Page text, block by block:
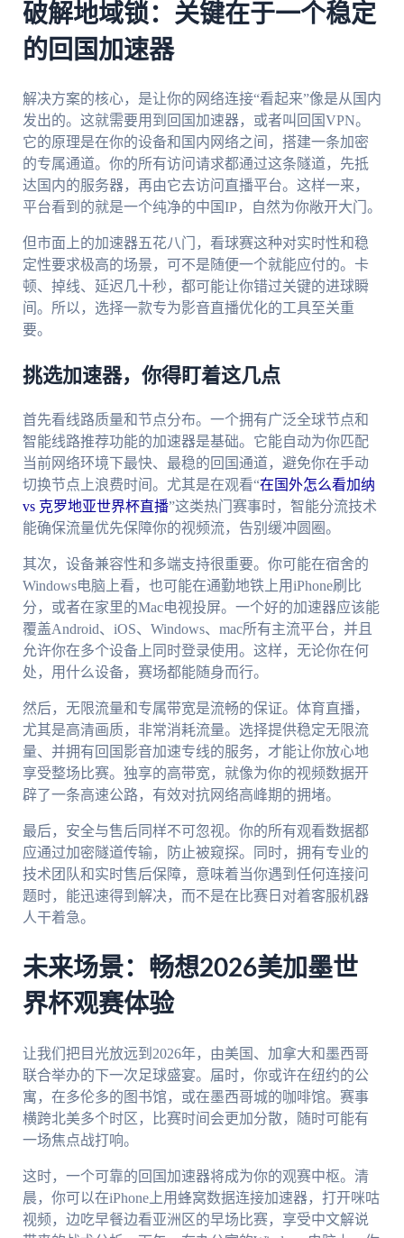
破解地域锁：关键在于一个稳定
的回国加速器
解决方案的核心，是让你的网络连接“看起来”像是从国内
发出的。这就需要用到回国加速器，或者叫回国VPN。
它的原理是在你的设备和国内网络之间，搭建一条加密
的专属通道。你的所有访问请求都通过这条隧道，先抵
达国内的服务器，再由它去访问直播平台。这样一来，
平台看到的就是一个纯净的中国IP，自然为你敞开大门。
但市面上的加速器五花八门，看球赛这种对实时性和稳
定性要求极高的场景，可不是随便一个就能应付的。卡
顿、掉线、延迟几十秒，都可能让你错过关键的进球瞬
间。所以，选择一款专为影音直播优化的工具至关重
要。
挑选加速器，你得盯着这几点
首先看线路质量和节点分布。一个拥有广泛全球节点和
智能线路推荐功能的加速器是基础。它能自动为你匹配
当前网络环境下最快、最稳的回国通道，避免你在手动
切换节点上浪费时间。尤其是在观看“在国外怎么看加纳
vs 克罗地亚世界杯直播”这类热门赛事时，智能分流技术
能确保流量优先保障你的视频流，告别缓冲圆圈。
其次，设备兼容性和多端支持很重要。你可能在宿舍的
Windows电脑上看，也可能在通勤地铁上用iPhone刷比
分，或者在家里的Mac电视投屏。一个好的加速器应该能
覆盖Android、iOS、Windows、mac所有主流平台，并且
允许你在多个设备上同时登录使用。这样，无论你在何
处，用什么设备，赛场都能随身而行。
然后，无限流量和专属带宽是流畅的保证。体育直播，
尤其是高清画质，非常消耗流量。选择提供稳定无限流
量、并拥有回国影音加速专线的服务，才能让你放心地
享受整场比赛。独享的高带宽，就像为你的视频数据开
辟了一条高速公路，有效对抗网络高峰期的拥堵。
最后，安全与售后同样不可忽视。你的所有观看数据都
应通过加密隧道传输，防止被窥探。同时，拥有专业的
技术团队和实时售后保障，意味着当你遇到任何连接问
题时，能迅速得到解决，而不是在比赛日对着客服机器
人干着急。
未来场景：畅想2026美加墨世
界杯观赛体验
让我们把目光放远到2026年，由美国、加拿大和墨西哥
联合举办的下一次足球盛宴。届时，你或许在纽约的公
寓，在多伦多的图书馆，或在墨西哥城的咖啡馆。赛事
横跨北美多个时区，比赛时间会更加分散，随时可能有
一场焦点战打响。
这时，一个可靠的回国加速器将成为你的观赛中枢。清
晨，你可以在iPhone上用蜂窝数据连接加速器，打开咪咕
视频，边吃早餐边看亚洲区的早场比赛，享受中文解说